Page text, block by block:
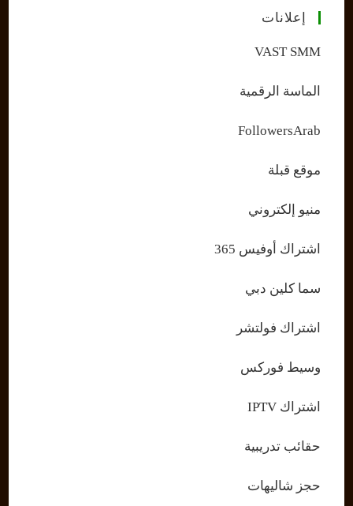
إعلانات
VAST SMM
الماسة الرقمية
FollowersArab
موقع قبلة
منيو إلكتروني
اشتراك أوفيس 365
سما كلين دبي
اشتراك فولتشر
وسيط فوركس
اشتراك IPTV
حقائب تدريبية
حجز شاليهات